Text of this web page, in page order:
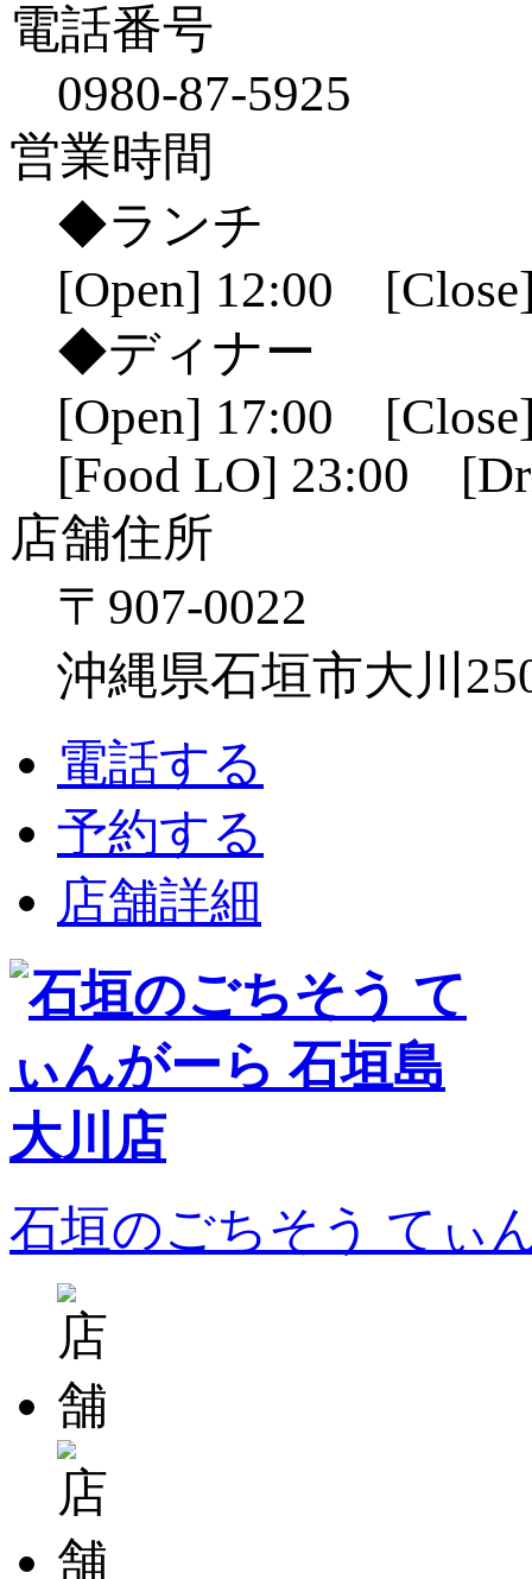
電話番号
0980-87-5925
営業時間
◆ランチ
[Open] 12:00
◆ディナー
[Open] 17:00
[Food LO] 23:00
店舗住所
〒907-0022
沖縄県石垣市大川
電話する
予約する
店舗詳細
石垣のごちそう てぃ